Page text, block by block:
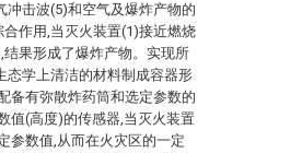
冲击波(5)和空气及爆炸产物的
作用,当灭火装置(1)接近燃烧
果形成了爆炸产物。实现所
态学上清洁的材料制成容器形
备有弥散炸药筒和选定参数的
值(高度)的传感器,当灭火装置
参数值,从而在火灾区的一定